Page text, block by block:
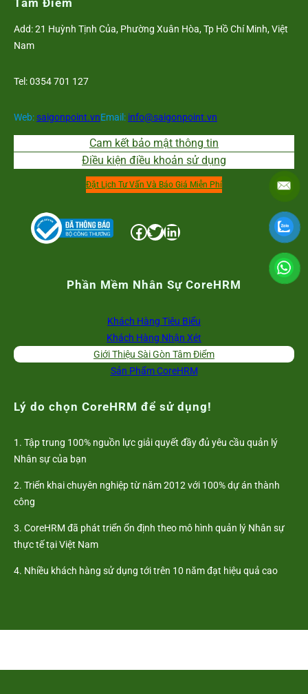
Add: 21 Huỳnh Tịnh Của, Phường Xuân Hòa, Tp Hồ Chí Minh, Việt
Nam
Tel: 0354 701 127
Web:saigonpoint.vnEmail: info@saigonpoint.vn
Cam kết bảo mật thông tin
Điều kiện điều khoản sử dụng
Đặt Lịch Tư Vấn Và Báo Giá Miễn Phí
Facebook Twitter LinkedIn
Phần Mềm Nhân Sự CoreHRM
Khách Hàng Tiêu Biểu
Khách Hàng Nhận Xét
Giới Thiệu Sài Gòn Tâm Điểm
Sản Phẩm CoreHRM
Lý do chọn CoreHRM để sử dụng!
1. Tập trung 100% nguồn lực giải quyết đầy đủ yêu cầu quản lý
Nhân sự của bạn
2. Triển khai chuyên nghiệp từ năm 2012 với 100% dự án thành
công
3. CoreHRM đã phát triển ổn định theo mô hình quản lý Nhân sự
thực tế tại Việt Nam
4. Nhiều khách hàng sử dụng tới trên 10 năm đạt hiệu quả cao